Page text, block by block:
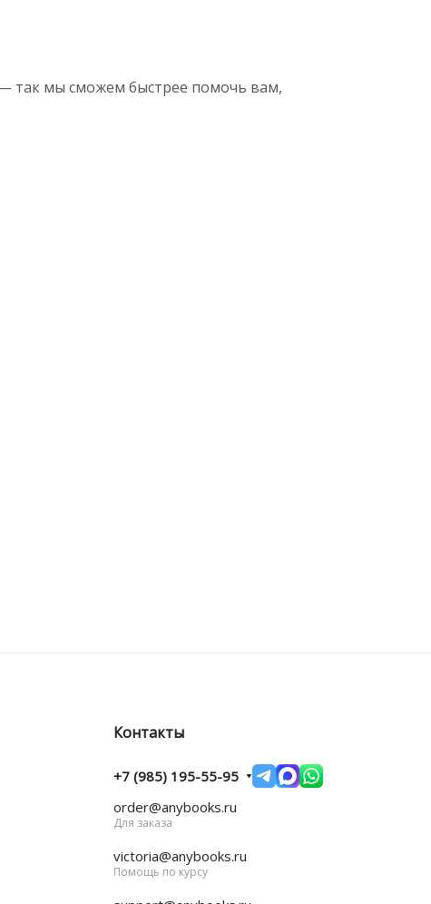
— так мы сможем быстрее помочь вам,
Контакты
+7 (985) 195-55-95
order@anybooks.ru
Для заказа
victoria@anybooks.ru
Помощь по курсу